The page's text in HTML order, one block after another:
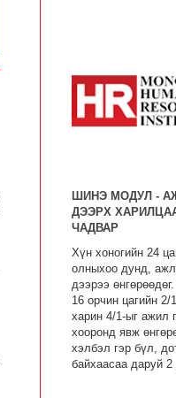
дэвшүүлэхэд
манлайллын
мөн билээ.
байсан, түүнийг
үе болж байна.
чадварыг
зарцуулсанаар
мянган өдрийн 15
болно.
ШИНЭ МОДУЛ -
ДЭЭРХ
ЧАДВАР
Хүн хоногийн 24
олныхоо дунд,
дээрээ
16 орчин цагийн 2/
харин 4/1-ыг ажил
хооронд явж
хэлбэл гэр бүл,
байхаасаа даруй 2
хугацаад ажил